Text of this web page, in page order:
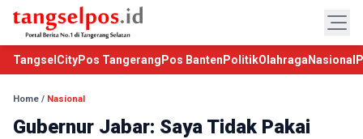
TangselCityPos Tangerang Pos Banten PolitikOlahraga Nasional
Home / Nasional
Gubernur Jabar: Saya Tidak Pakai